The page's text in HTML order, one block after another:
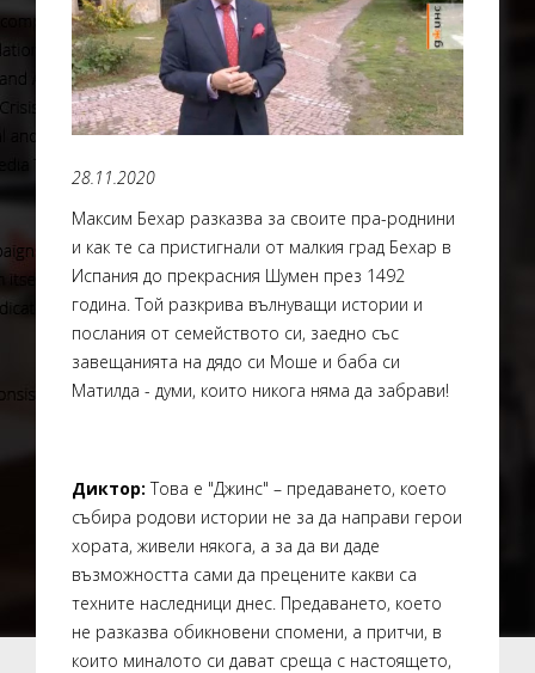
28.11.2020
Максим Бехар разказва за своите пра-роднини
и как те са пристигнали от малкия град Бехар в
Испания до прекрасния Шумен през 1492
година. Той разкрива вълнуващи истории и
послания от семейството си, заедно със
завещанията на дядо си Моше и баба си
Матилда - думи, които никога няма да забрави!
Диктор: Това е "Джинс" – предаването, което
събира родови истории не за да направи герои
хората, живели някога, а за да ви даде
възможността сами да прецените какви са
техните наследници днес. Предаването, което
не разказва обикновени спомени, а притчи, в
които миналото си дават среща с настоящето,